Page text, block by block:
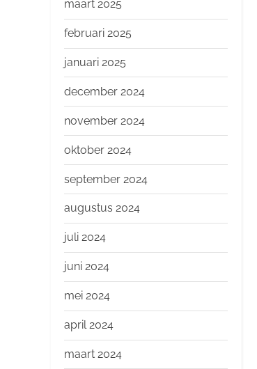
maart 2025
februari 2025
januari 2025
december 2024
november 2024
oktober 2024
september 2024
augustus 2024
juli 2024
juni 2024
mei 2024
april 2024
maart 2024